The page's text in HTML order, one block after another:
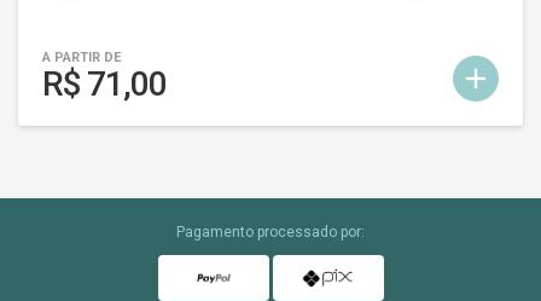
add
A PARTIR DE
R$ 71,00
Pagamento processado por: